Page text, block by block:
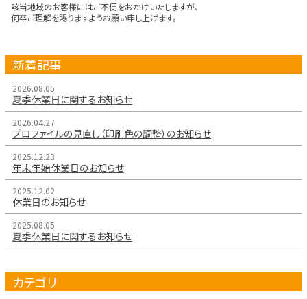
該当地域のお客様にはご不便をおかけいたしますが、
何卒ご理解を賜りますようお願い申し上げます。
新着記事
2026.08.05
夏季休業日に関するお知らせ
2026.04.27
プロファイルの見直し（印刷色の調整）のお知らせ
2025.12.23
年末年始休業日のお知らせ
2025.12.02
休業日のお知らせ
2025.08.05
夏季休業日に関するお知らせ
カテゴリ